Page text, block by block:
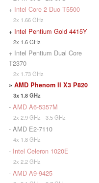
+ Intel Core 2 Duo T5500
2x 1.66 GHz
+ Intel Pentium Gold 4415Y
2x 1.6 GHz
+ Intel Pentium Dual Core
T2370
2x 1.73 GHz
» AMD Phenom II X3 P820
3x 1.8 GHz
- AMD A6-5357M
2x 2.9 GHz - 3.5 GHz
- AMD E2-7110
4x 1.8 GHz
- Intel Celeron 1020E
2x 2.2 GHz
- AMD A9-9425